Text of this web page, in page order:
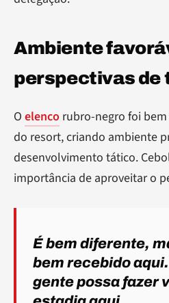
Ambiente
perspectivas de
O elenco rubro-negro foi
do resort, criando ambiente
desenvolvimento tático.
importância de aproveitar o
É bem diferente,
bem recebido
gente possa fazer